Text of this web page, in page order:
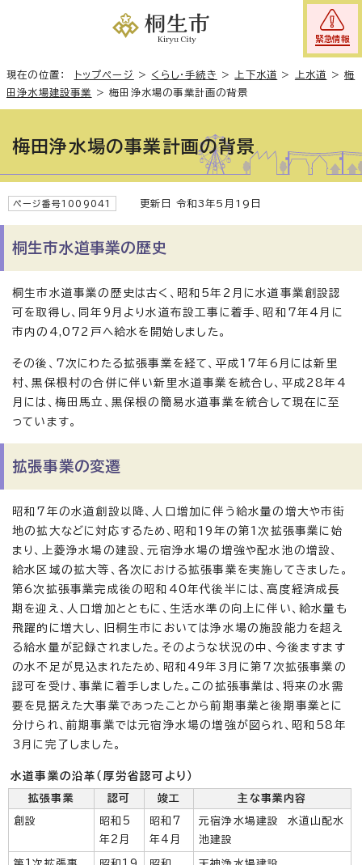
緊急情報
現在の位置： トップページ > くらし・手続き > 上下水道 > 上水道 >梅
田浄水場建設事業
>梅田浄水場の事業計画の背景
梅田浄水場の事業計画の背景
ページ番号1009041 更新日 令和3年5月19日
桐生市水道事業の歴史
桐生市水道事業の歴史は古く、昭和5年2月に水道事業創設認
可を取得し、同年9月より水道布設工事に着手、昭和7年4月に
市内の4,072戸へ給水を開始しました。
その後、7次にわたる拡張事業を経て、平成17年6月には新里
村、黒保根村の合併に伴い新里水道事業を統合し、平成28年4
月には、梅田馬立、黒保根の簡易水道事業を統合して現在に至
っています。
拡張事業の変遷
昭和7年の水道創設以降、人口増加に伴う給水量の増大や市街
地の拡大などに対応するため、昭和19年の第1次拡張事業に始
まり、上菱浄水場の建設、元宿浄水場の増強や配水池の増設、
給水区域の拡大等、各次における拡張事業を実施してきました。
第6次拡張事業完成後の昭和40年代後半には、高度経済成長
期を迎え、人口増加とともに、生活水準の向上に伴い、給水量も
飛躍的に増大し、旧桐生市においては浄水場の施設能力を超え
る給水量が記録されました。そのような状況の中、今後ますます
の水不足が見込まれたため、昭和49年3月に第7次拡張事業の
認可を受け、事業に着手しました。この拡張事業は、将来の水需
要を見据えた大事業であったことから前期事業と後期事業とに
分けられ、前期事業では元宿浄水場の増強が図られ、昭和58年
3月に完了しました。
水道事業の沿革（厚労省認可より）
拡張事業 認可 竣工 主な事業内容
創設
昭和5
年2月
昭和7
年4月
元宿浄水場建設 水道山配水
池建設